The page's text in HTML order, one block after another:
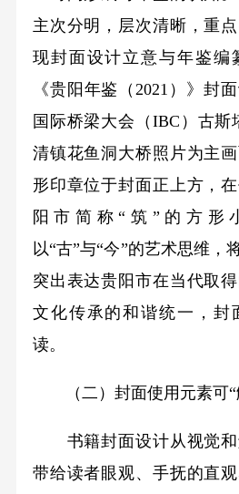
主次分明，层次清晰，重
现封面设计立意与年鉴编
《贵阳年鉴（2021）》封
国际桥梁大会（IBC）古斯
清镇花鱼洞大桥照片为主
形印章位于封面正上方，
阳市简称“筑”的方形
以“古”与“今”的艺术思维，
突出表达贵阳市在当代取
文化传承的和谐统一，封
读。
（二）封面使用元素可“
书籍封面设计从视觉和
带给读者眼观、手抚的直